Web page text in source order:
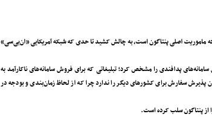
که ماموریت اصلی پنتاگون است، به چالش کشید تا حدی که شبکه آمریکایی «ان‌بی‌سی»
سامانه‌های پدافندی را مشخص کرد؛ تبلیغاتی که برای فروش سامانه‌های ناکارآمد به
سفارش برای کشورهای دیگر را ندارد چرا که از لحاظ زمان‌بندی و بودجه در
پنتاگون سلب کرده است.